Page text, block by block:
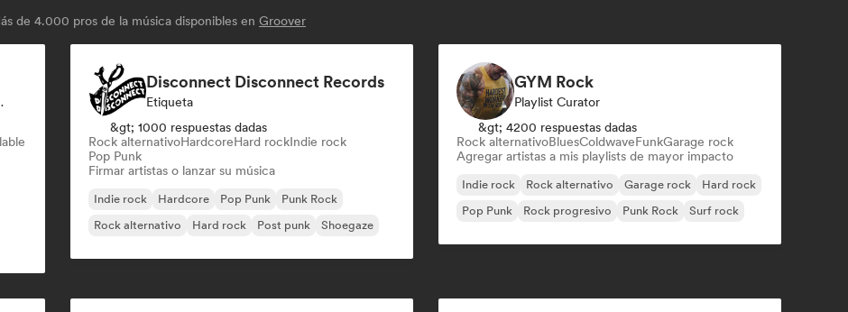
de 4.000 pros de la música disponibles en Groover
Curator
Disconnect Disconnect Records
Etiqueta
&gt; 1000 respuestas dadas
Rock alternativoHardcoreHard rockIndie rock
Pop Punk
Firmar artistas o lanzar su música
Indie rock Hardcore Pop Punk
Punk Rock
Rock alternativo
Hard rock Post punk Shoegaze
GYM Rock
Playlist Curator
&gt; 4200 respuestas dadas
Rock alternativoBluesColdwaveFunkGarage rock
Agregar artistas a mis playlists de mayor impacto
Indie rock Rock alternativo Garage rock
Hard rock
Pop Punk
Rock progresivo Punk Rock Surf rock